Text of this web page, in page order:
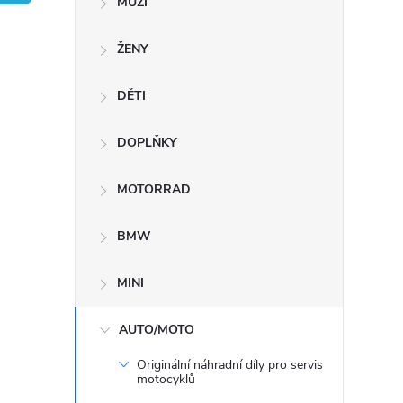
ŽENY
DĚTI
DOPLŇKY
MOTORRAD
BMW
MINI
AUTO/MOTO
Originální náhradní díly pro servis
motocyklů